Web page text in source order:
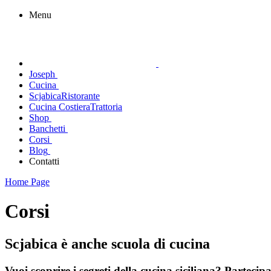
Menu
Joseph
Cucina
ScjabicaRistorante
Cucina CostieraTrattoria
Shop
Banchetti
Corsi
Blog
Contatti
Home Page
Corsi
Scjabica è anche scuola di cucina